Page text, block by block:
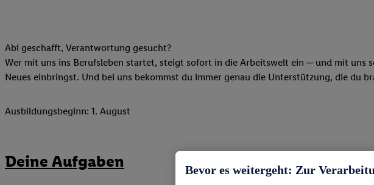
Abi geschafft, Verantwortung gesucht?
Wer mit uns ins Berufsleben startet, steigt sofort in die Arbeitswelt ein ─ und mit uns
Neues einbringst. Und bei uns bekommst du immer genau die Unterstützung, die du
Ausbildungsbeginn: 1. August
Deine Aufgaben Bevor es weitergeht: Zur